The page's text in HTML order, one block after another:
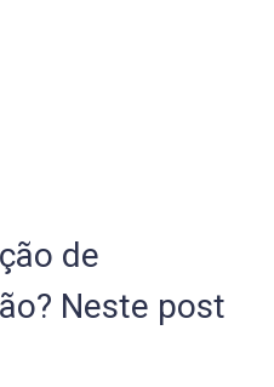
de
Neste post